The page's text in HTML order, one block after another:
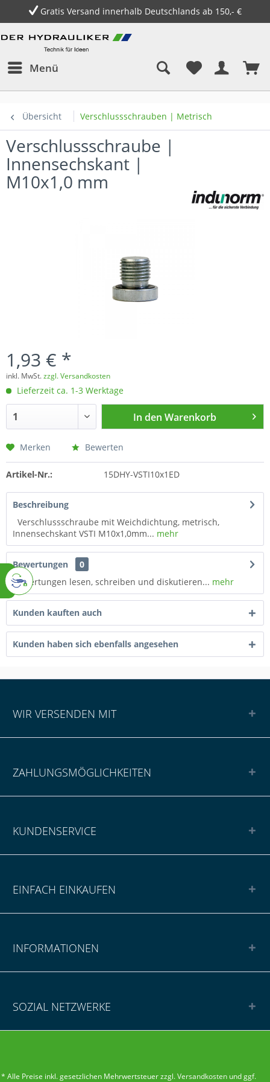
Gratis Versand innerhalb Deutschlands ab 150,- €
Menü
Übersicht Verschlussschrauben | Metrisch
Verschlussschraube |
Innensechskant |
M10x1,0 mm
1,93 € *
inkl. MwSt.zzgl. Versandkosten
Lieferzeit ca. 1-3 Werktage
In den Warenkorb
Merken Bewerten
Artikel-Nr.: 15DHY-VSTI10x1ED
Beschreibung
Verschlussschraube mit Weichdichtung, metrisch,
Innensechskant VSTI M10x1,0mm... mehr
Bewertungen
0
Bewertungen lesen, schreiben und diskutieren... mehr
Kunden kauften auch
Kunden haben sich ebenfalls angesehen
WIR VERSENDEN MIT
ZAHLUNGSMÖGLICHKEITEN
KUNDENSERVICE
EINFACH EINKAUFEN
INFORMATIONEN
SOZIAL NETZWERKE
* Alle Preise inkl. gesetzlichen Mehrwertsteuer zzgl.Versandkostenund ggf.